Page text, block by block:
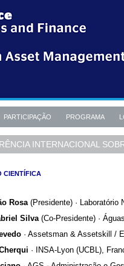
PARTICIPAÇÃO PROGRAMA
INTERNACIONAL
CIENTÍFICA
Rosa (Presidente) · Laboratório
Silva (Co-Presidente) ·
· Assetsman & Assetskill /
· INSA-Lyon (UCBL),